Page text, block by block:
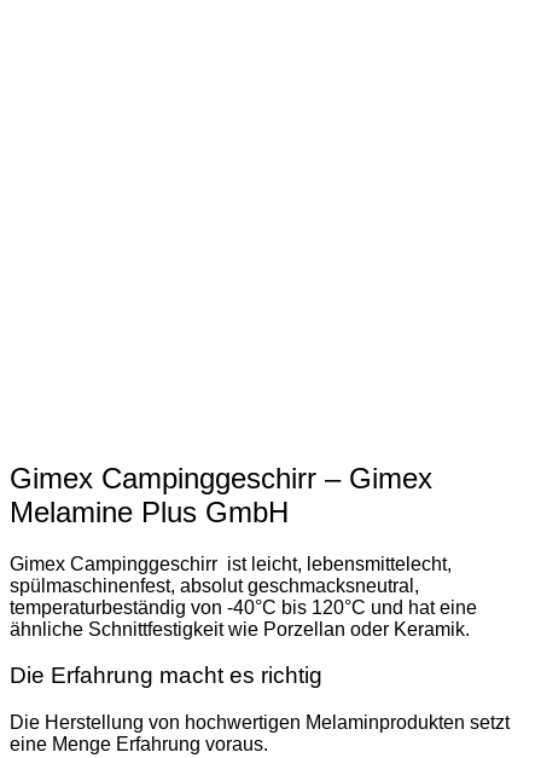
Gimex Campinggeschirr – Gimex
Melamine Plus GmbH
Gimex Campinggeschirr ist leicht, lebensmittelecht,
spülmaschinenfest, absolut geschmacksneutral,
temperaturbeständig von -40°C bis 120°C und hat eine
ähnliche Schnittfestigkeit wie Porzellan oder Keramik.
Die Erfahrung macht es richtig
Die Herstellung von hochwertigen Melaminprodukten setzt
eine Menge Erfahrung voraus.